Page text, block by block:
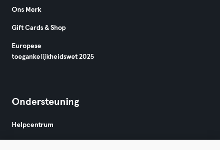
Ons Merk
Gift Cards & Shop
Europese
toegankelijkheidswet 2025
Ondersteuning
Helpcentrum